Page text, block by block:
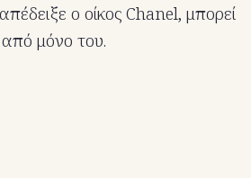
ο οίκος Chanel, μπορεί
μόνο του.